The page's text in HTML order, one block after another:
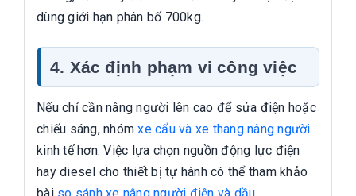
dùng giới hạn phân bố 700kg.
4. Xác định phạm vi công việc
Nếu chỉ cần nâng người lên cao để sửa điện hoặc
chiếu sáng, nhómxe cẩu và xe thang nâng người
kinh tế hơn. Việc lựa chọn nguồn động lực điện
hay diesel cho thiết bị tự hành có thể tham khảo